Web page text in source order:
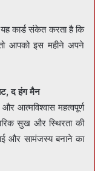
कार्ड संकेत करता है कि
आपको इस महीने अपने
द हंग मैन
आत्मविश्वास महत्वपूर्ण
सुख और स्थिरता की
और सामंजस्य बनाने का